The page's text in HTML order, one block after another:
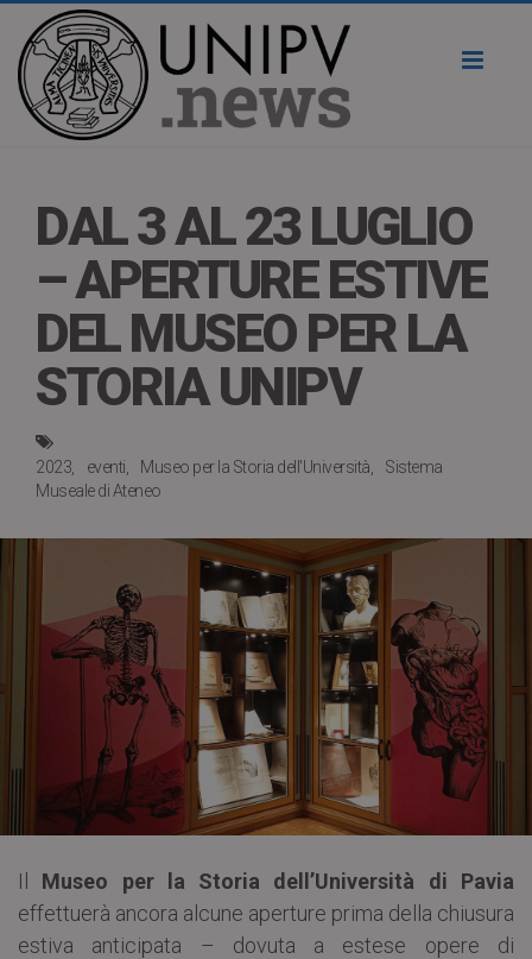
DAL 3 AL 23 LUGLIO
– APERTURE ESTIVE
DEL MUSEO PER LA
STORIA UNIPV
2023 eventi Museo per la Storia dell'Università
Sistema
Museale di Ateneo
Il Museo per la Storia dell’Università di Pavia
effettuerà ancora alcune aperture prima della chiusura
estiva anticipata – dovuta a estese opere di